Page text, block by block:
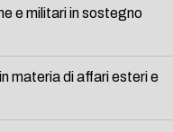
e militari in sostegno
materia di affari esteri e